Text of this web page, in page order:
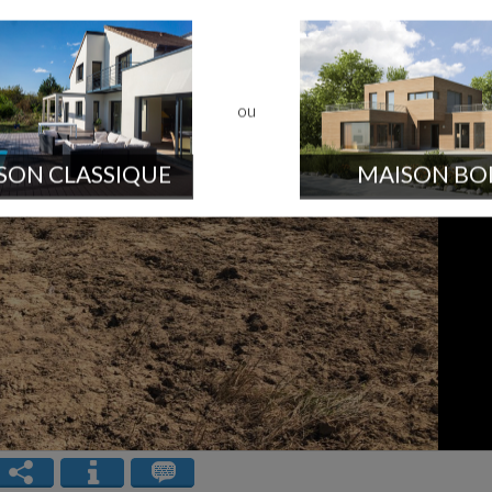
CLASSIQUE
ou
MAISON